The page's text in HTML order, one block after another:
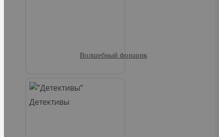
Детективы
Волшебный фонарик